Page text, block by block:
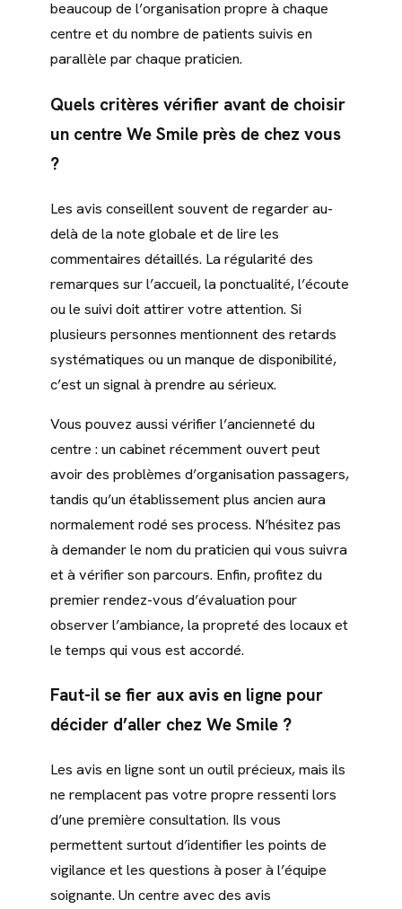
beaucoup de l’organisation propre à chaque
centre et du nombre de patients suivis en
parallèle par chaque praticien.
Quels critères vérifier avant de choisir
un centre We Smile près de chez vous
?
Les avis conseillent souvent de regarder au-
delà de la note globale et de lire les
commentaires détaillés. La régularité des
remarques sur l’accueil, la ponctualité, l’écoute
ou le suivi doit attirer votre attention. Si
plusieurs personnes mentionnent des retards
systématiques ou un manque de disponibilité,
c’est un signal à prendre au sérieux.
Vous pouvez aussi vérifier l’ancienneté du
centre : un cabinet récemment ouvert peut
avoir des problèmes d’organisation passagers,
tandis qu’un établissement plus ancien aura
normalement rodé ses process. N’hésitez pas
à demander le nom du praticien qui vous suivra
et à vérifier son parcours. Enfin, profitez du
premier rendez-vous d’évaluation pour
observer l’ambiance, la propreté des locaux et
le temps qui vous est accordé.
Faut-il se fier aux avis en ligne pour
décider d’aller chez We Smile ?
Les avis en ligne sont un outil précieux, mais ils
ne remplacent pas votre propre ressenti lors
d’une première consultation. Ils vous
permettent surtout d’identifier les points de
vigilance et les questions à poser à l’équipe
soignante. Un centre avec des avis